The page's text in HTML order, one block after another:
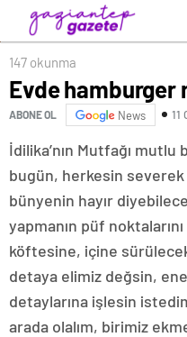
147 okunma
Evde hamburger
ABONE OL News 11
İdilika’nın Mutfağı
bugün, herkesin
bünyenin hayır
yapmanın püf
köftesine, içine
detaya elimiz değsin,
detaylarına işlesin
arada olalım, birimiz